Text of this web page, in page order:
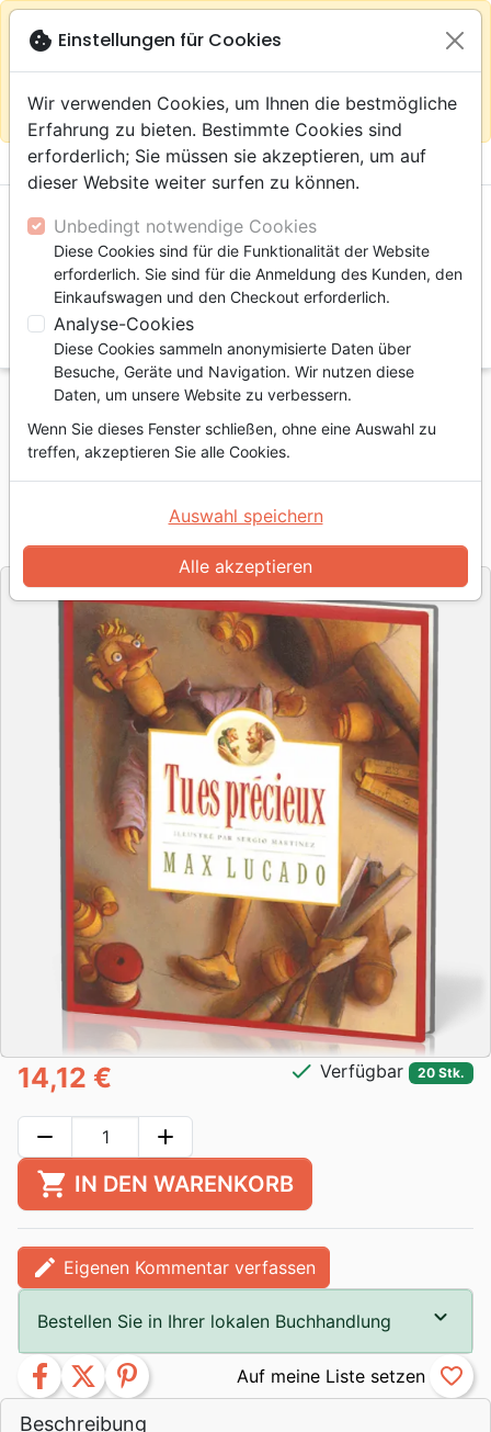
Auf der Webseite Europa bleiben close
warningGemäß
Ihrem
Einkauf im ShopDas Haus der Bibel Schweiz
menu shopping_cart
Suche
Startseite Jugend 6 bis 9 Jahre
Tu es précieux
Autor :Max Lucado-Sergio Martinez
CLE7403 EAN9782906090620
VerlagÉditions Clé
Beschreibung
14,12 € check Verfügbar 20 Stk.
remove add
shopping_cart IN DEN WARENKORB
edit Eigenen Kommentar verfassen
Bestellen Sie in Ihrer lokalen Buchhandlung
facebook twitter pinterest favorite_border
cookie Einstellungen für Cookies
Wir verwenden Cookies, um Ihnen die bestmögliche
Erfahrung zu bieten. Bestimmte Cookies sind
erforderlich; Sie müssen sie akzeptieren, um auf
dieser Website weiter surfen zu können.
Unbedingt notwendige Cookies
Diese Cookies sind für die Funktionalität der Website
erforderlich. Sie sind für die Anmeldung des Kunden, den
Einkaufswagen und den Checkout erforderlich.
Analyse-Cookies
Diese Cookies sammeln anonymisierte Daten über
Besuche, Geräte und Navigation. Wir nutzen diese
Daten, um unsere Website zu verbessern.
Wenn Sie dieses Fenster schließen, ohne eine Auswahl zu
treffen, akzeptieren Sie alle Cookies.
Alle akzeptieren
Auswahl speichern